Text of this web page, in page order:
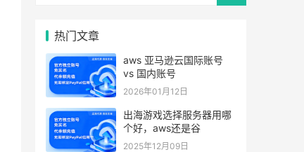
热门文章
aws 亚马逊云国际账号
vs 国内账号
2026年01月12日
出海游戏选择服务器用哪
个好，aws还是谷
2025年12月09日